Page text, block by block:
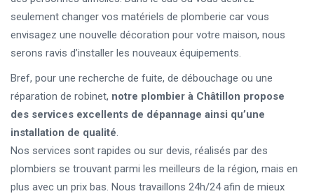
seulement changer vos matériels de plomberie car vous
envisagez une nouvelle décoration pour votre maison, nous
serons ravis d’installer les nouveaux équipements.
Bref, pour une recherche de fuite, de débouchage ou une
réparation de robinet, notre plombier à Châtillon propose
des services excellents de dépannage ainsi qu’une
installation de qualité.
Nos services sont rapides ou sur devis, réalisés par des
plombiers se trouvant parmi les meilleurs de la région, mais en
plus avec un prix bas. Nous travaillons 24h/24 afin de mieux